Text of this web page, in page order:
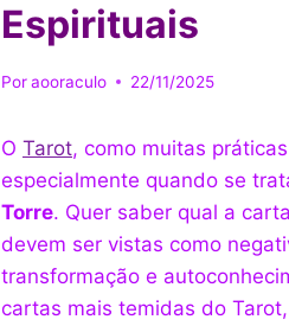
Espirituais
Poraooraculo 22/11/2025
O Tarot, como muitas
especialmente quando se
Torre. Quer saber qual a
devem ser vistas como
transformação e
cartas mais temidas do